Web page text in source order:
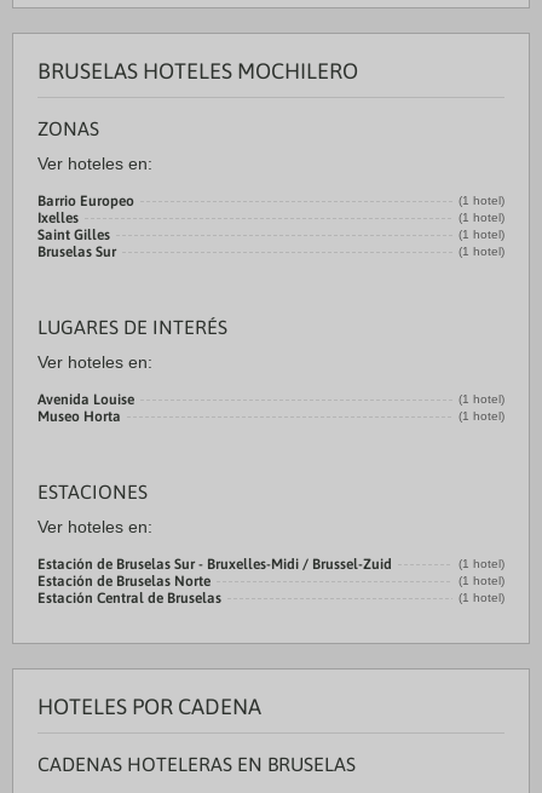
BRUSELAS HOTELES MOCHILERO
ZONAS
Ver hoteles en:
Barrio Europeo (1 hotel)
Ixelles (1 hotel)
Saint Gilles (1 hotel)
Bruselas Sur (1 hotel)
LUGARES DE INTERÉS
Ver hoteles en:
Avenida Louise (1 hotel)
Museo Horta (1 hotel)
ESTACIONES
Ver hoteles en:
Estación de Bruselas Sur - Bruxelles-Midi / Brussel-Zuid (1 hotel)
Estación de Bruselas Norte (1 hotel)
Estación Central de Bruselas (1 hotel)
HOTELES POR CADENA
CADENAS HOTELERAS EN BRUSELAS